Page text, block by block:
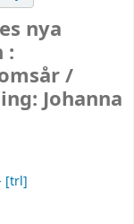
nya
:
/
Johanna
[trl]